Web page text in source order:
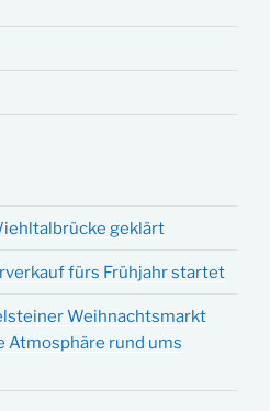
geklärt
fürs Frühjahr startet
Weihnachtsmarkt
Atmosphäre rund ums